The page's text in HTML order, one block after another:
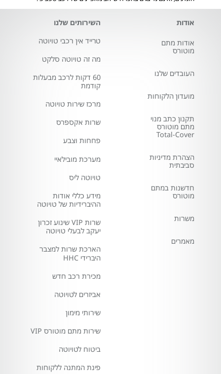
אודות
אודות מתם
מוטורס
העובדים שלנו
מועדון הלקוחות
תקנון כתב מנוי
מתם מוטורס
Total-Cover
הצהרת מדיניות
סביבתית
חדשנות במתם
מוטורס
משרות
מאמרים
השירותים שלנו
טרייד אין רכבי טויוטה
מה זה טויוטה סלקט
60 דקות לרכב מבעלות
קודמת
מרכז שירות טויוטה
שרות אקספרס
פחחות וצבע
מערכת מובילאיי
טויוטה ליס
מידע כללי אודות
ההיברידיות של טויוטה
שרות VIP שינוע זכרון
יעקב לבעלי טויוטה
הארכת שרות למצבר
היברידי HHC
מכירת רכב חדש
אביזרים לטויוטה
שירותי מימון
שירות מתם מוטורס VIP
ביטוח לטויוטה
פינת המתנה ללקוחות